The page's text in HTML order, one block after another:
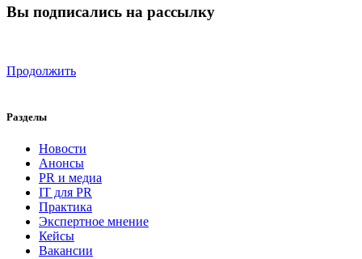
Вы подписались на рассылку
Продолжить
Разделы
Новости
Анонсы
PR и медиа
IT для PR
Практика
Экспертное мнение
Кейсы
Вакансии